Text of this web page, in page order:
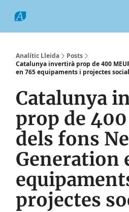
Analític Lleida
Posts
Catalunya invertirà prop de 400
en 765 equipaments i projectes
Catalunya
prop de
dels fons
Generation
projectes